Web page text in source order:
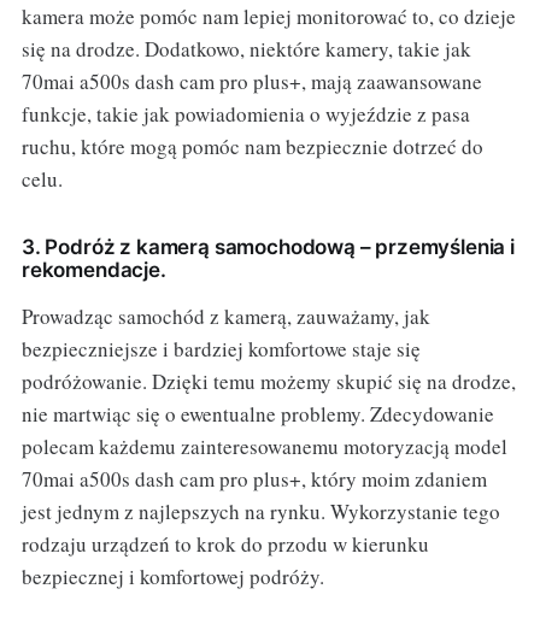
kamera może pomóc nam lepiej monitorować to, co dzieje
się na drodze. Dodatkowo, niektóre kamery, takie jak
70mai a500s dash cam pro plus+, mają zaawansowane
funkcje, takie jak powiadomienia o wyjeździe z pasa
ruchu, które mogą pomóc nam bezpiecznie dotrzeć do
celu.
3. Podróż z kamerą samochodową – przemyślenia i
rekomendacje.
Prowadząc samochód z kamerą, zauważamy, jak
bezpieczniejsze i bardziej komfortowe staje się
podróżowanie. Dzięki temu możemy skupić się na drodze,
nie martwiąc się o ewentualne problemy. Zdecydowanie
polecam każdemu zainteresowanemu motoryzacją model
70mai a500s dash cam pro plus+, który moim zdaniem
jest jednym z najlepszych na rynku. Wykorzystanie tego
rodzaju urządzeń to krok do przodu w kierunku
bezpiecznej i komfortowej podróży.